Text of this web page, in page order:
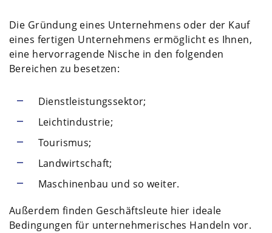
Die Gründung eines Unternehmens oder der Kauf
eines fertigen Unternehmens ermöglicht es Ihnen,
eine hervorragende Nische in den folgenden
Bereichen zu besetzen:
Dienstleistungssektor;
Leichtindustrie;
Tourismus;
Landwirtschaft;
Maschinenbau und so weiter.
Außerdem finden Geschäftsleute hier ideale
Bedingungen für unternehmerisches Handeln vor.